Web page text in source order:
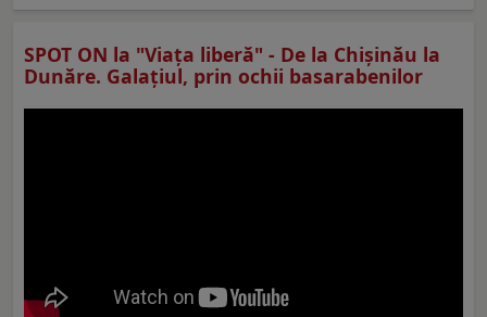
SPOT ON la "Viaţa liberă" - De la Chișinău la
Dunăre. Galațiul, prin ochii basarabenilor